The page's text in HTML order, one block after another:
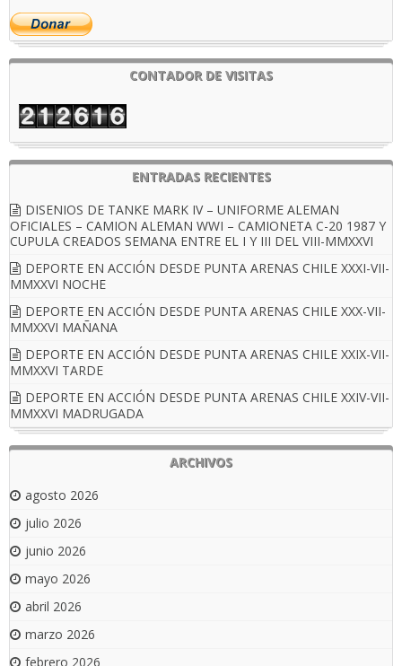
CONTADOR DE VISITAS
ENTRADAS RECIENTES
DISENIOS DE TANKE MARK IV – UNIFORME ALEMAN
OFICIALES – CAMION ALEMAN WWI – CAMIONETA C-20 1987 Y
CUPULA CREADOS SEMANA ENTRE EL I Y III DEL VIII-MMXXVI
DEPORTE EN ACCIÓN DESDE PUNTA ARENAS CHILE XXXI-VII-
MMXXVI NOCHE
DEPORTE EN ACCIÓN DESDE PUNTA ARENAS CHILE XXX-VII-
MMXXVI MAÑANA
DEPORTE EN ACCIÓN DESDE PUNTA ARENAS CHILE XXIX-VII-
MMXXVI TARDE
DEPORTE EN ACCIÓN DESDE PUNTA ARENAS CHILE XXIV-VII-
MMXXVI MADRUGADA
ARCHIVOS
agosto 2026
julio 2026
junio 2026
mayo 2026
abril 2026
marzo 2026
febrero 2026